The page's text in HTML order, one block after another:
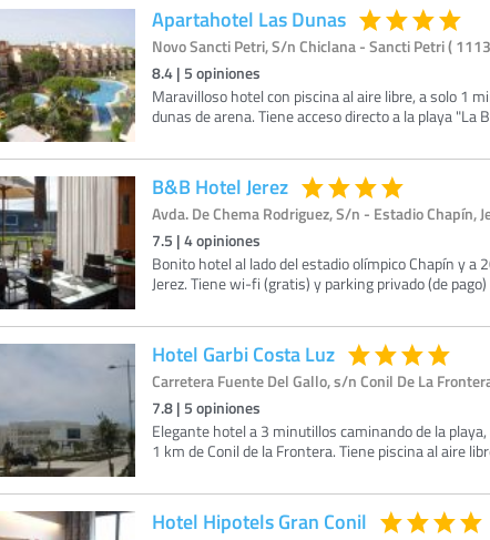
Apartahotel Las Dunas
Novo Sancti Petri, S/n Chiclana - Sancti Petri (
8.4 | 5 opiniones
Maravilloso hotel con piscina al aire libre, a solo 1
dunas de arena. Tiene acceso directo a la playa "La
B&B Hotel Jerez
Avda. De Chema Rodriguez, S/n - Estadio Chapín,
7.5 | 4opiniones
Bonito hotel al lado del estadio olímpico Chapín y a
Jerez. Tiene wi-fi (gratis) y parking privado (de pago)
Hotel Garbi Costa Luz
Carretera Fuente Del Gallo, s/n Conil De La
7.8 | 5 opiniones
Elegante hotel a 3 minutillos caminando de la
1 km de Conil de la Frontera. Tiene piscina al aire
Hotel Hipotels Gran Conil